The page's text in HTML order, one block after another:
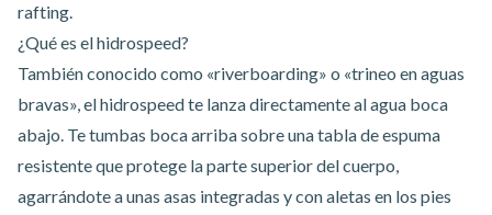
rafting.
¿Qué es el hidrospeed?
También conocido como «riverboarding» o «trineo en aguas
bravas», el hidrospeed te lanza directamente al agua boca
abajo. Te tumbas boca arriba sobre una tabla de espuma
resistente que protege la parte superior del cuerpo,
agarrándote a unas asas integradas y con aletas en los pies